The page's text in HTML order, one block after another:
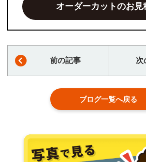
オーダーカットのお見
前の記事 次
ブログ一覧へ戻る